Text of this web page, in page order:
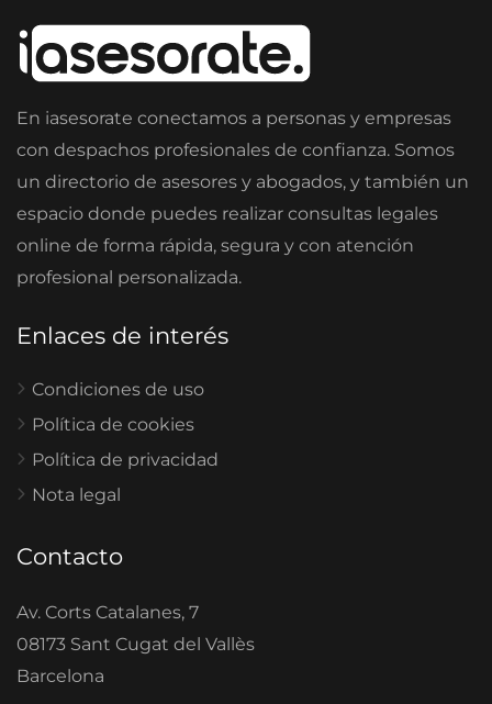
En iasesorate conectamos a personas y empresas
con despachos profesionales de confianza. Somos
un directorio de asesores y abogados, y también un
espacio donde puedes realizar consultas legales
online de forma rápida, segura y con atención
profesional personalizada.
Enlaces de interés
Condiciones de uso
Política de cookies
Política de privacidad
Nota legal
Contacto
Av. Corts Catalanes, 7
08173 Sant Cugat del Vallès
Barcelona